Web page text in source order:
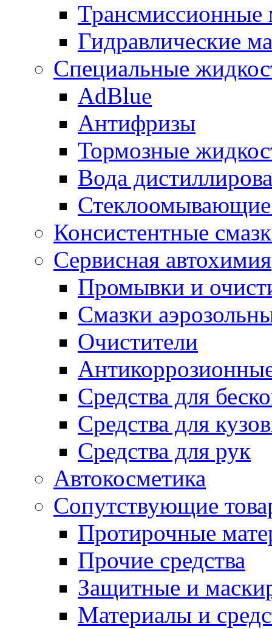
Трансмиссионные
Гидравлические
Специальные
AdBlue
Антифризы
Тормозные
Вода
Консистентные
Сервисная автохимия
Промывки и
Смазки
Очистители
Средства для
Средства для
Средства для рук
Автокосметика
Сопутствующие
Протирочные
Прочие средства
Защитные и
Материалы и